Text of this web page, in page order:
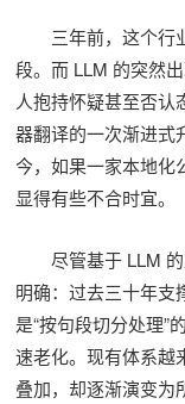
三年前，这个行
段。而 LLM 的突然
人抱持怀疑甚至否认
器翻译的一次渐进式
今，如果一家本地化
显得有些不合时宜。
尽管基于 LLM
明确：过去三十年支
是“按句段切分处理”
速老化。现有体系越
叠加，却逐渐演变为